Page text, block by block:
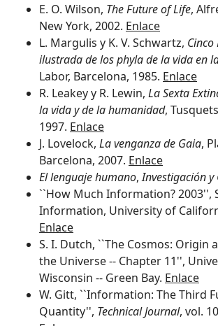
E. O. Wilson, The Future of Life,
New York, 2002. Enlace
L. Margulis y K. V. Schwartz, Cinco
ilustrada de los phyla de la vida en
Labor, Barcelona, 1985. Enlace
R. Leakey y R. Lewin, La Sexta
la vida y de la humanidad,
1997. Enlace
J. Lovelock, La venganza de Gaia,
Barcelona, 2007. Enlace
El lenguaje humano,Investigación y
``How Much Information? 2003'',
Information, University of
Enlace
S. I. Dutch, ``The Cosmos: Origin
the Universe -- Chapter 11'',
Wisconsin -- Green Bay. Enlace
W. Gitt, ``Information: The Third
Quantity'', Technical Journal, vol.